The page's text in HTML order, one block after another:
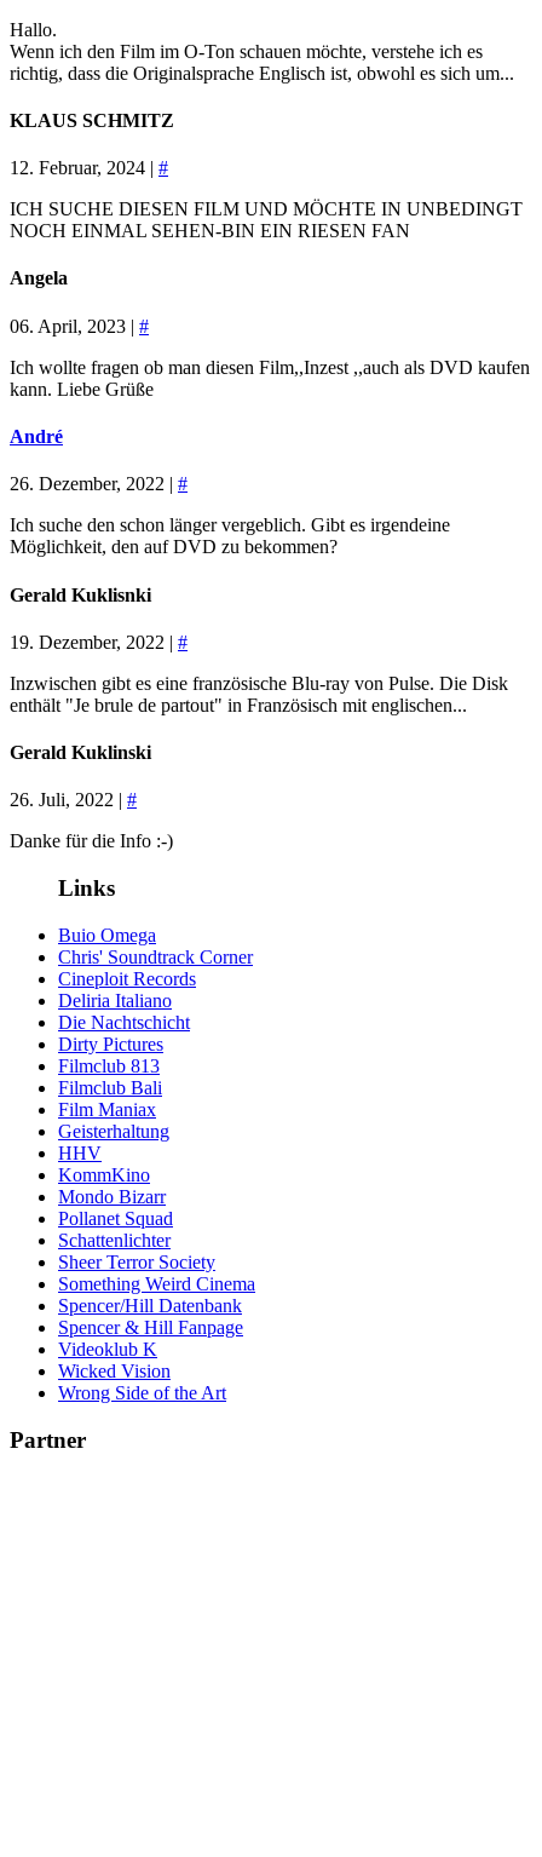
Hallo.
Wenn ich den Film im O-Ton schauen möchte, verstehe ich es
richtig, dass die Originalsprache Englisch ist, obwohl es sich um...
KLAUS SCHMITZ
12. Februar, 2024 | #
ICH SUCHE DIESEN FILM UND MÖCHTE IN UNBEDINGT
NOCH EINMAL SEHEN-BIN EIN RIESEN FAN
Angela
06. April, 2023 | #
Ich wollte fragen ob man diesen Film,,Inzest ,,auch als DVD kaufen
kann. Liebe Grüße
André
26. Dezember, 2022 | #
Ich suche den schon länger vergeblich. Gibt es irgendeine
Möglichkeit, den auf DVD zu bekommen?
Gerald Kuklisnki
19. Dezember, 2022 | #
Inzwischen gibt es eine französische Blu-ray von Pulse. Die Disk
enthält "Je brule de partout" in Französisch mit englischen...
Gerald Kuklinski
26. Juli, 2022 | #
Danke für die Info :-)
Links
Buio Omega
Chris' Soundtrack Corner
Cineploit Records
Deliria Italiano
Die Nachtschicht
Dirty Pictures
Filmclub 813
Filmclub Bali
Film Maniax
Geisterhaltung
HHV
KommKino
Mondo Bizarr
Pollanet Squad
Schattenlichter
Sheer Terror Society
Something Weird Cinema
Spencer/Hill Datenbank
Spencer & Hill Fanpage
Videoklub K
Wicked Vision
Wrong Side of the Art
Partner